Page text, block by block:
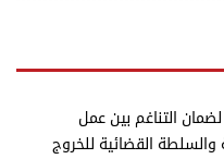
التناغم بين عمل
والسلطة القضائية للخروج